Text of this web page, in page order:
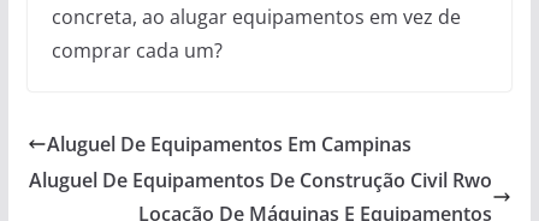
concreta, ao alugar equipamentos em vez de
comprar cada um?
Aluguel De Equipamentos Em Campinas
Aluguel De Equipamentos De Construção Civil Rwo
Locação De Máquinas E Equipamentos